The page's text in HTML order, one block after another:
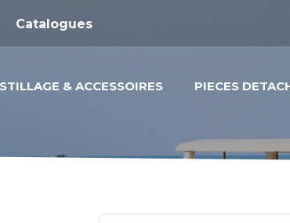
Catalogues
& ACCESSOIRES PIECES